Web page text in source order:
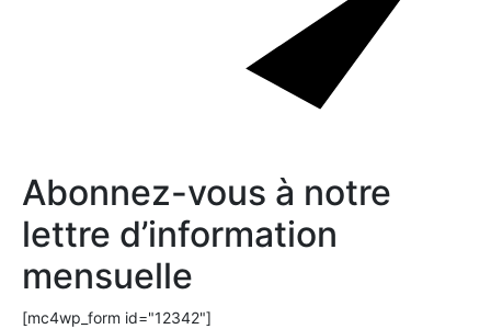
Abonnez-vous à notre
lettre d’information
mensuelle
[mc4wp_form id="12342"]